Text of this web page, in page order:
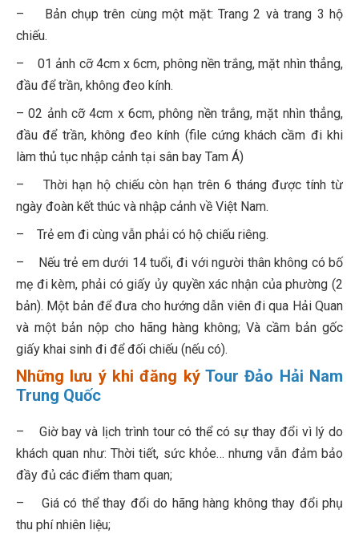
– Bản chụp trên cùng một mặt: Trang 2 và trang 3 hộ
chiếu.
– 01 ảnh cỡ 4cm x 6cm, phông nền trắng, mặt nhìn thẳng,
đầu để trần, không đeo kính.
–02 ảnh cỡ 4cm x 6cm, phông nền trắng, mặt nhìn thẳng,
đầu để trần, không đeo kính (file cứng khách cầm đi khi
làm thủ tục nhập cảnh tại sân bay Tam Á)
– Thời hạn hộ chiếu còn hạn trên 6 tháng được tính từ
ngày đoàn kết thúc và nhập cảnh về Việt Nam.
– Trẻ em đi cùng vẫn phải có hộ chiếu riêng.
– Nếu trẻ em dưới 14 tuổi, đi với người thân không có bố
mẹ đi kèm, phải có giấy ủy quyền xác nhận của phường (2
bản). Một bản để đưa cho hướng dẫn viên đi qua Hải Quan
và một bản nộp cho hãng hàng không; Và cầm bản gốc
giấy khai sinh đi để đối chiếu (nếu có).
Những lưu ý khi đăng ký Tour Đảo Hải Nam
Trung Quốc
– Giờ bay và lịch trình tour có thể có sự thay đổi vì lý do
khách quan như: Thời tiết, sức khỏe… nhưng vẫn đảm bảo
đầy đủ các điểm tham quan;
– Giá có thể thay đổi do hãng hàng không thay đổi phụ
thu phí nhiên liệu;